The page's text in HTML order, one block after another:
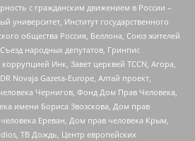
с гражданским движением в России –
университет, Институт государственного
общества Россия, Беллона, Союз жителей
народных депутатов, Гринпис
Инк, Завет церквей TCCN, Агора,
Novaja Gazeta-Europe, Алтай проект,
Чернигов, Фонд Дом Прав Человека,
имени Бориса Звозскова, Дом прав
Ереван, Дом прав человека Крым,
ТВ Дождь, Центр европейских